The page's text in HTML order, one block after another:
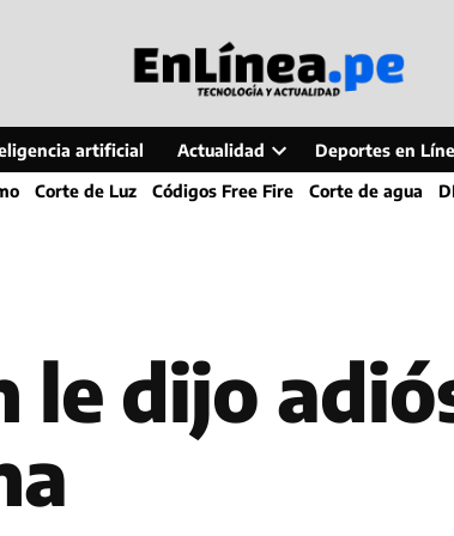
artificial Actualidad
Open
dropdown
Deportes en
Corte de Luz Códigos Free Fire Corte de agua
le dijo